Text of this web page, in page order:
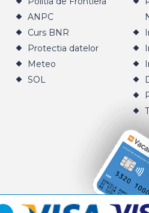
ANPC
Curs BNR
Protectia datelor
Meteo
SOL